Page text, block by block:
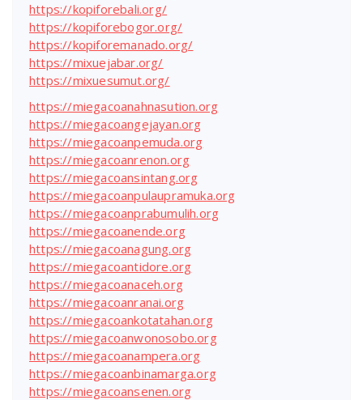
https://kopiforebali.org/
https://kopiforebogor.org/
https://kopiforemanado.org/
https://mixuejabar.org/
https://mixuesumut.org/
https://miegacoanahnasution.org
https://miegacoangejayan.org
https://miegacoanpemuda.org
https://miegacoanrenon.org
https://miegacoansintang.org
https://miegacoanpulaupramuka.org
https://miegacoanprabumulih.org
https://miegacoanende.org
https://miegacoanagung.org
https://miegacoantidore.org
https://miegacoanaceh.org
https://miegacoanranai.org
https://miegacoankotatahan.org
https://miegacoanwonosobo.org
https://miegacoanampera.org
https://miegacoanbinamarga.org
https://miegacoansenen.org